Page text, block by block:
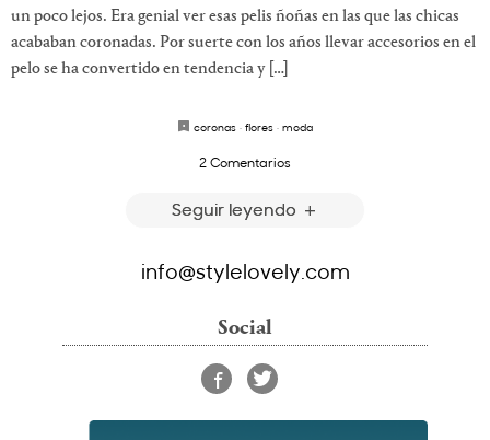
un poco lejos. Era genial ver esas pelis ñoñas en las que las chicas
acababan coronadas. Por suerte con los años llevar accesorios en el
pelo se ha convertido en tendencia y […]
coronas · flores · moda
2 Comentarios
Seguir leyendo
info@stylelovely.com
Social